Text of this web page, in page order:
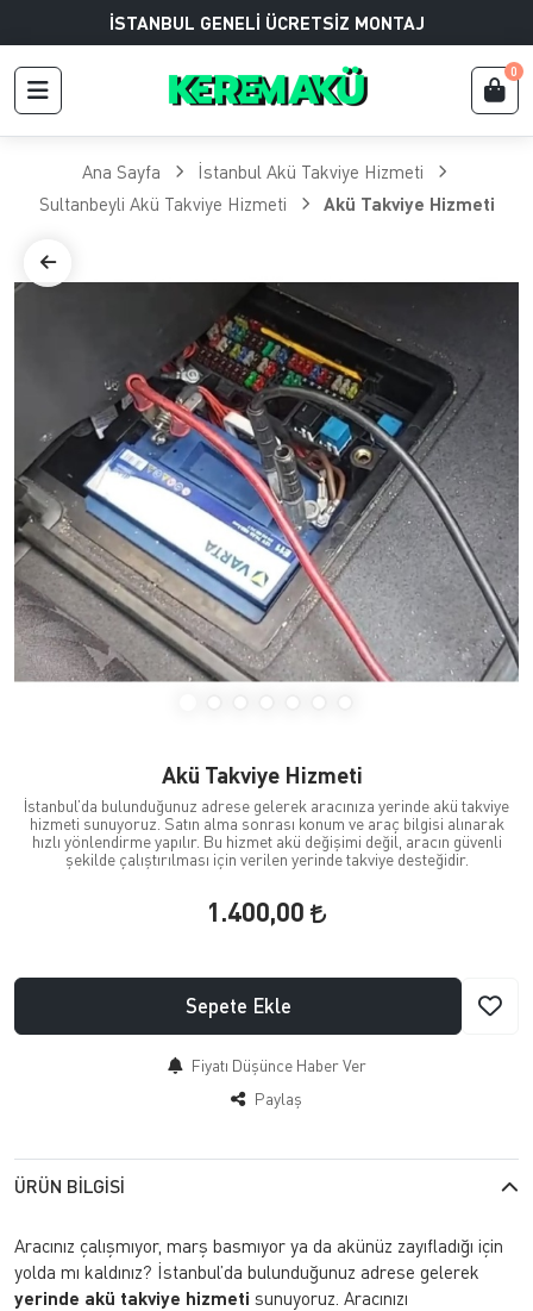
İSTANBUL GENELİ ÜCRETSİZ MONTAJ
0
Ana Sayfa
İstanbul Akü Takviye Hizmeti
Sultanbeyli Akü Takviye Hizmeti
Akü Takviye Hizmeti
Akü Takviye Hizmeti
İstanbul’da bulunduğunuz adrese gelerek aracınıza yerinde akü takviye
hizmeti sunuyoruz. Satın alma sonrası konum ve araç bilgisi alınarak
hızlı yönlendirme yapılır. Bu hizmet akü değişimi değil, aracın güvenli
şekilde çalıştırılması için verilen yerinde takviye desteğidir.
1.400,00
Sepete Ekle
Fiyatı Düşünce Haber Ver
Paylaş
ÜRÜN BILGISI
Aracınız çalışmıyor, marş basmıyor ya da akünüz zayıfladığı için
yolda mı kaldınız? İstanbul’da bulunduğunuz adrese gelerek
yerinde akü takviye hizmeti sunuyoruz. Aracınızı